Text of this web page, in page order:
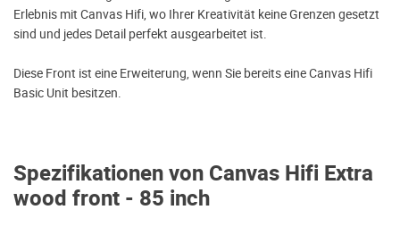
Spezifikationen von Canvas Hifi Extra
wood front - 85 inch
Erlebnis mit Canvas Hifi, wo Ihrer Kreativität keine Grenzen gesetzt
sind und jedes Detail perfekt ausgearbeitet ist.
Diese Front ist eine Erweiterung, wenn Sie bereits eine Canvas Hifi
Basic Unit besitzen.